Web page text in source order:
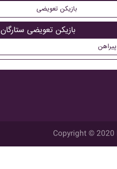
بازیکن تعویضی
بازیکن تعویضی
پیراهن
Copyright © 2020